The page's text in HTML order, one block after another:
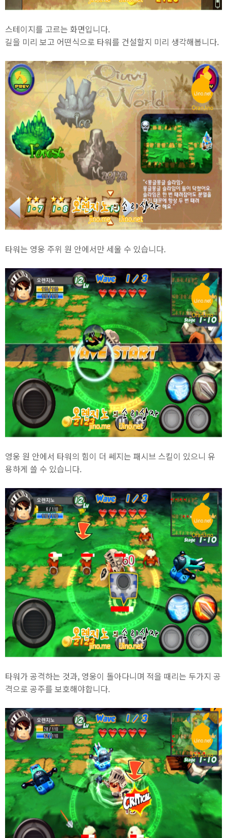
스테이지를 고르는 화면입니다.
길을 미리 보고 어떤식으로 타워를 건설할지 미리 생각해봅니다.
타워는 영웅 주위 원 안에서만 세울 수 있습니다.
영웅 원 안에서 타워의 힘이 더 쎄지는 패시브 스킬이 있으니 유
용하게 쓸 수 있습니다.
타워가 공격하는 것과, 영웅이 돌아다니며 적을 때리는 두가지 공
격으로 공주를 보호해야합니다.